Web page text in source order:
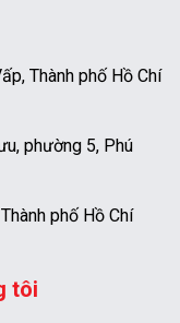
Thành phố Hồ Chí
phường 5, Phú
phố Hồ Chí
tôi